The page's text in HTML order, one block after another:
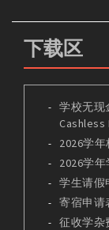
下载区
学校无现
Cashless
2026学
2026学
学生请假
寄宿申请
征收学杂